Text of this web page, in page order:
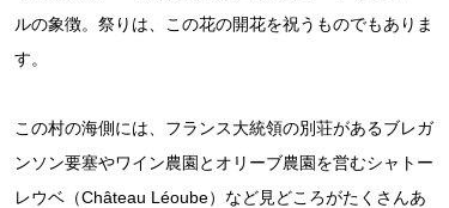
ルの象徴。祭りは、この花の開花を祝うものでもありま
す。
この村の海側には、フランス大統領の別荘があるブレガ
ンソン要塞やワイン農園とオリーブ農園を営むシャトー
レウベ（Château Léoube）など見どころがたくさんあ